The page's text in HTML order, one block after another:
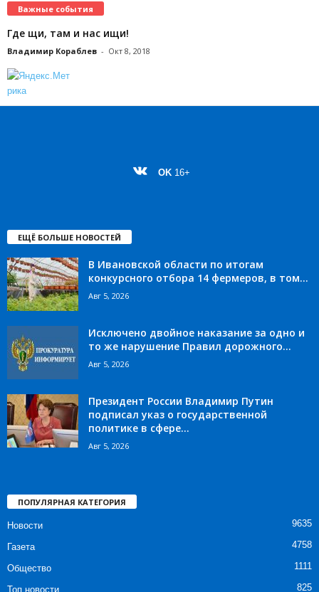
Важные события
Где щи, там и нас ищи!
Владимир Кораблев - Окт 8, 2018
OK 16+
ЕЩЁ БОЛЬШЕ НОВОСТЕЙ
В Ивановской области по итогам
конкурсного отбора 14 фермеров, в том...
Авг 5, 2026
Исключено двойное наказание за одно и
то же нарушение Правил дорожного...
Авг 5, 2026
Президент России Владимир Путин
подписал указ о государственной
политике в сфере...
Авг 5, 2026
ПОПУЛЯРНАЯ КАТЕГОРИЯ
Новости 9635
Газета 4758
Общество 1111
Топ новости 825